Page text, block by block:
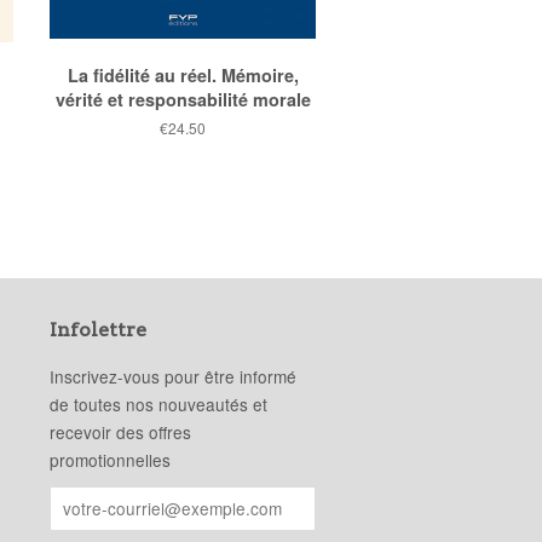
La fidélité au réel. Mémoire,
vérité et responsabilité morale
Prix
€24.50
Infolettre
Inscrivez-vous pour être informé
de toutes nos nouveautés et
recevoir des offres
promotionnelles